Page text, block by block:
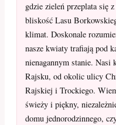
gdzie zieleń przeplata się
bliskość Lasu
klimat. Doskonale
nasze kwiaty trafiają pod
nienagannym stanie. Nasi
Rajsku, od okolic ulicy
Rajskiej i Trockiego.
świeży i piękny,
domu jednorodzinnego,